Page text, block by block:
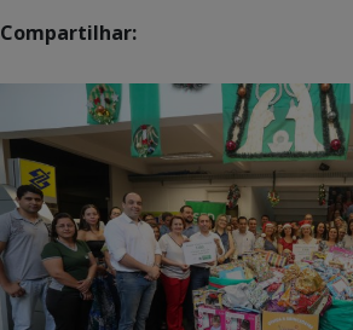
Compartilhar: